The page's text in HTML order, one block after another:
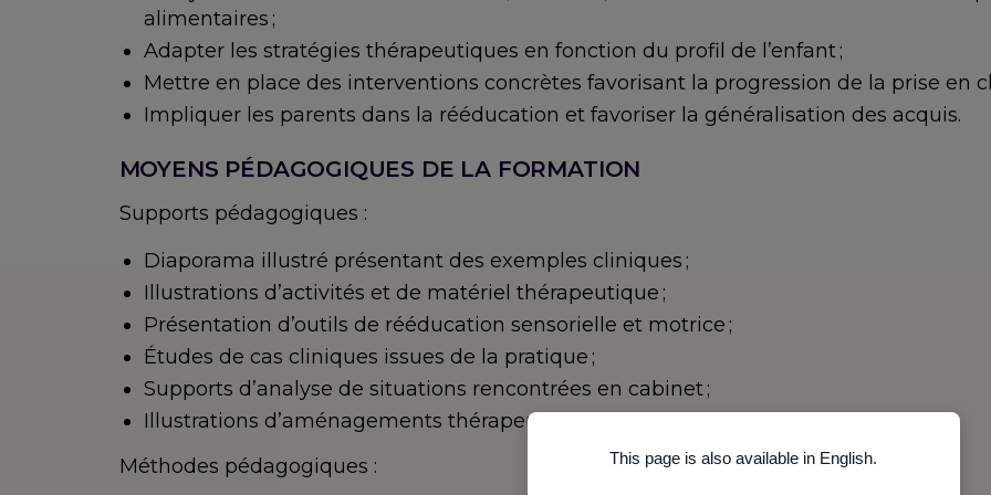
alimentaires ;
Adapter les stratégies thérapeutiques en fonction du profil de l’enfant ;
Mettre en place des interventions concrètes favorisant la progression de la prise en
Impliquer les parents dans la rééducation et favoriser la généralisation des acquis.
MOYENS PÉDAGOGIQUES DE LA FORMATION
Supports pédagogiques :
Diaporama illustré présentant des exemples cliniques ;
Illustrations d’activités et de matériel thérapeutique ;
Présentation d’outils de rééducation sensorielle et motrice ;
Études de cas cliniques issues de la pratique ;
Supports d’analyse de situations rencontrées en cabinet ;
Illustrations d’aménagements thérapeutiques et d’outils de motivation.
Méthodes pédagogiques :
This page is also available in English.